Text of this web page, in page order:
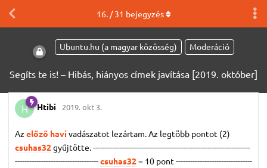
Ubuntu.hu (a magyar közösség) Moderáció
Segíts te is! – Hibás, hiányos címek javítása [2019. október]
16. /31 bejegyzés
H Htibi 2019. okt 3.
Az előző havivadászatot lezártam. Az legtöbb pontot (2)
csuhas32gyűjtötte. ------------------------------------------------------------------
-----------------------------------csuhas32= 10 pont --------------------------------